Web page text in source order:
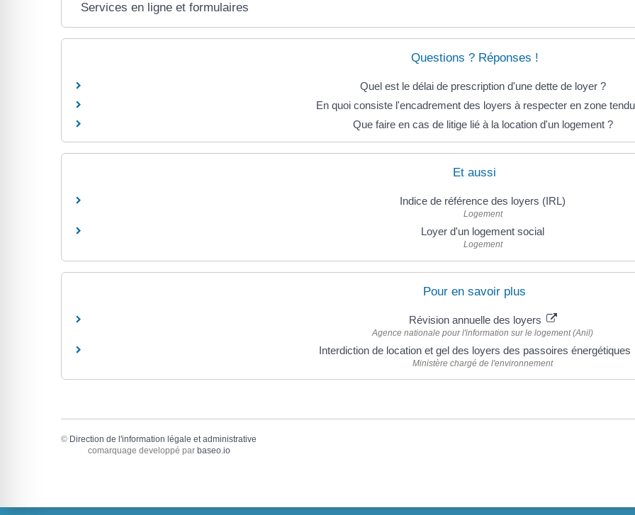
Services en ligne et formulaires
Questions ? Réponses !
Quel est le délai de prescription d'une dette de loyer ?
En quoi consiste l'encadrement des loyers à respecter en zone
Que faire en cas de litige lié à la location d'un logement ?
Et aussi
Indice de référence des loyers (IRL)
Logement
Loyer d'un logement social
Logement
Pour en savoir plus
Révision annuelle des loyers
Agence nationale pour l'information sur le logement (Anil)
Interdiction de location et gel des loyers des passoires énergétiques
Ministère chargé de l'environnement
© Direction de l'information légale et administrative
comarquage developpé par baseo.io